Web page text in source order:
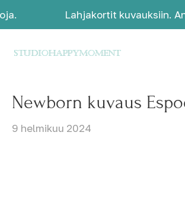
Lahjakortit kuvauksiin. Anna
Newborn kuvaus
9 helmikuu 2024